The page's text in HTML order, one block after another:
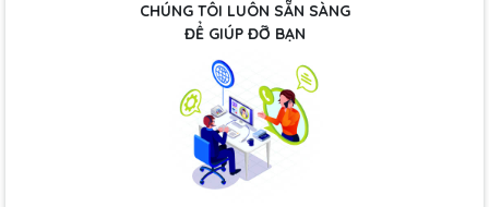
CHÚNG TÔI LUÔN SẴN SÀNG
ĐỂ GIÚP ĐỠ BẠN